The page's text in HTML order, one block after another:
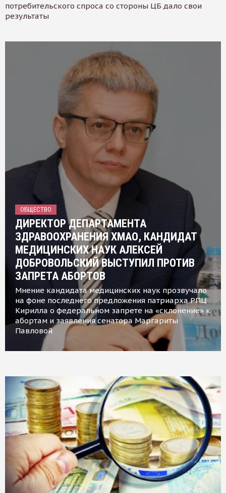
потребительского спроса со стороны ЦБ дало свои
результаты
ОБЩЕСТВО
ДИРЕКТОР ДЕПАРТАМЕНТА
ЗДРАВООХРАНЕНИЯ ХМАО, КАНДИДАТ
МЕДИЦИНСКИХ НАУК АЛЕКСЕЙ
ДОБРОВОЛЬСКИЙ ВЫСТУПИЛ ПРОТИВ
ЗАПРЕТА АБОРТОВ
Мнение кандидата медицинских наук прозвучало
на фоне последнего предложения патриарха РПЦ
Кирилла о федеральном запрете на «склонение» к
абортам и заявления сенатора Маргариты
Павловой